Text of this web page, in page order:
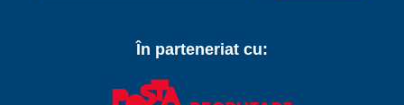
În parteneriat cu: